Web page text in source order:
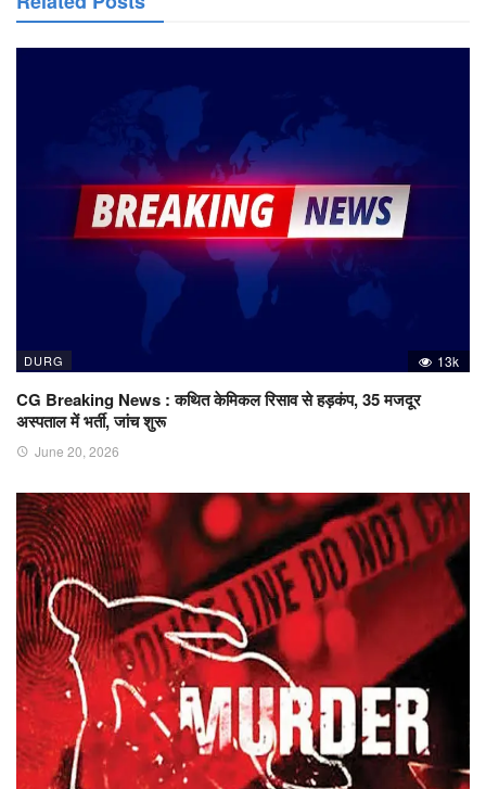
DURG 13k
CG Breaking News : कथित केमिकल रिसाव से हड़कंप, 35 मजदूर
अस्पताल में भर्ती, जांच शुरू
June 20, 2026